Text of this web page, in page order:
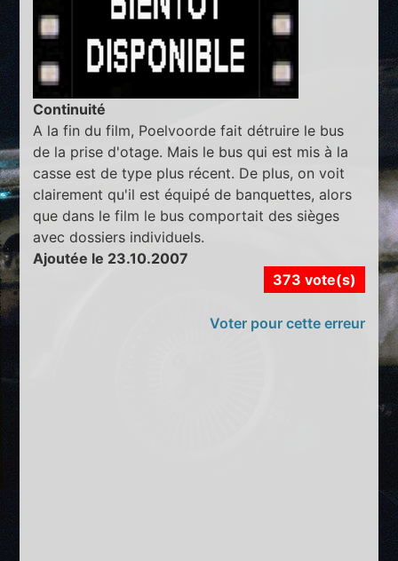
Continuité
A la fin du film, Poelvoorde fait détruire le bus
de la prise d'otage. Mais le bus qui est mis à la
casse est de type plus récent. De plus, on voit
clairement qu'il est équipé de banquettes, alors
que dans le film le bus comportait des sièges
avec dossiers individuels.
Ajoutée le 23.10.2007
373 vote(s)
Voter pour cette erreur